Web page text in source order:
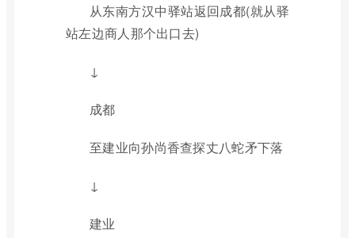
从东南方汉中驿站返回成都(就从驿
站左边商人那个出口去)
↓
成都
至建业向孙尚香查探丈八蛇矛下落
↓
建业